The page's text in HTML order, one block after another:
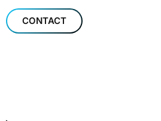
CONTACT